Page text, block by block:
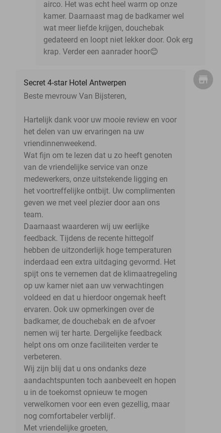
airco. Het was echt heel warm op onze
kamer. Daarnaast mag de badkamer wel
wat meer liefde krijgen, douchebak
gedateerd en loopt niet lekker door. Ook erg
krap. Verder een aanrader hoor😊
Secret 4-star Hotel Antwerpen
Beste mevrouw Van Bijsteren,
Hartelijk dank voor uw mooie review en voor
het delen van uw ervaringen na uw
vriendinnenweekend.
Wat fijn om te lezen dat u zo heeft genoten
van de vriendelijke service van onze
medewerkers, onze uitstekende ligging en
het voortreffelijke ontbijt. Uw complimenten
geven we met veel plezier door aan ons
team.
Daarnaast waarderen wij uw eerlijke
feedback. Tijdens de recente hittegolf
hebben de uitzonderlijk hoge temperaturen
inderdaad een extra uitdaging gevormd. Het
spijt ons te vernemen dat de klimaatregeling
op uw kamer niet aan uw verwachtingen
voldeed en dat u hierdoor ongemak heeft
ervaren. Ook uw opmerkingen over de
badkamer, de douchebak en de afvoer
nemen wij ter harte. Dergelijke feedback
helpt ons om onze faciliteiten verder te
verbeteren.
Wij zijn blij dat u ons ondanks deze
aandachtspunten toch aanbeveelt en hopen
u in de toekomst opnieuw te mogen
verwelkomen voor een even gezellig, maar
nog comfortabeler verblijf.
Met vriendelijke groeten,